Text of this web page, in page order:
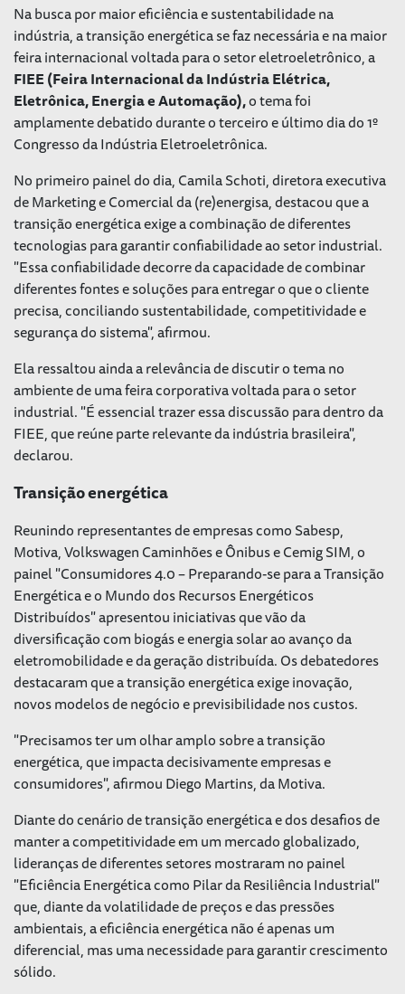
Na busca por maior eficiência e sustentabilidade na
indústria, a transição energética se faz necessária e na maior
feira internacional voltada para o setor eletroeletrônico, a
FIEE (Feira Internacional da Indústria Elétrica,
Eletrônica, Energia e Automação),o tema foi
amplamente debatido durante o terceiro e último dia do 1º
Congresso da Indústria Eletroeletrônica.
No primeiro painel do dia, Camila Schoti, diretora executiva
de Marketing e Comercial da (re)energisa, destacou que a
transição energética exige a combinação de diferentes
tecnologias para garantir confiabilidade ao setor industrial.
"Essa confiabilidade decorre da capacidade de combinar
diferentes fontes e soluções para entregar o que o cliente
precisa, conciliando sustentabilidade, competitividade e
segurança do sistema", afirmou.
Ela ressaltou ainda a relevância de discutir o tema no
ambiente de uma feira corporativa voltada para o setor
industrial. "É essencial trazer essa discussão para dentro da
FIEE, que reúne parte relevante da indústria brasileira",
declarou.
Transição energética
Reunindo representantes de empresas como Sabesp,
Motiva, Volkswagen Caminhões e Ônibus e Cemig SIM, o
painel "Consumidores 4.0 – Preparando-se para a Transição
Energética e o Mundo dos Recursos Energéticos
Distribuídos" apresentou iniciativas que vão da
diversificação com biogás e energia solar ao avanço da
eletromobilidade e da geração distribuída. Os debatedores
destacaram que a transição energética exige inovação,
novos modelos de negócio e previsibilidade nos custos.
"Precisamos ter um olhar amplo sobre a transição
energética, que impacta decisivamente empresas e
consumidores", afirmou Diego Martins, da Motiva.
Diante do cenário de transição energética e dos desafios de
manter a competitividade em um mercado globalizado,
lideranças de diferentes setores mostraram no painel
"Eficiência Energética como Pilar da Resiliência Industrial"
que, diante da volatilidade de preços e das pressões
ambientais, a eficiência energética não é apenas um
diferencial, mas uma necessidade para garantir crescimento
sólido.